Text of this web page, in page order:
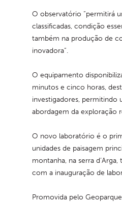
O observatório “permitirá
classificadas, condição
também na produção de
inovadora”.
O equipamento
minutos e cinco horas,
investigadores, permitindo
abordagem da exploração
O novo laboratório é o
unidades de paisagem
montanha, na serra
com a inauguração de
Promovida pelo